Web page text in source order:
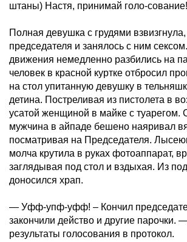
штаны) Настя, принимай голо-сование!
Полная девушка с грудями
председателя и занялось с ним
движения немедленно разбились на
человек в красной куртке отбросил
на стол упитанную девушку в
детина. Постреливая из пистолета в
усатой женщиной в майке с туарегом.
мужчина в айпаде бешено наяривал
посматривая на Председателя.
молча крутила в руках фотоаппарат,
заглядывая под стол и вздыхая. Из
доносился храп.
— Уфф-упф-уфф! – Кончил
закончили действо и другие парочки.
результаты голосования в протокол.